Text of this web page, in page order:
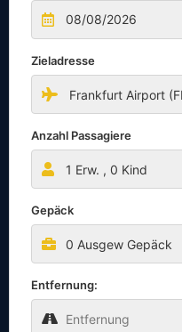
Zieladresse
Anzahl Passagiere
1 Erw. , 0 Kind
Gepäck
0 Ausgew Gepäck
Entfernung: